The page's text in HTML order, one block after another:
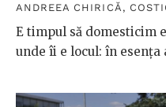
ANDREEA CHIRICĂ ,
E timpul să domesticim
unde îi e locul: în esența